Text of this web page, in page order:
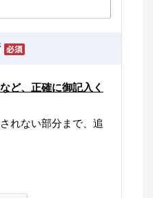
ど、正確に御記入く
れない部分まで、追